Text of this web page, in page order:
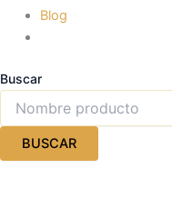
Blog
Buscar
BUSCAR